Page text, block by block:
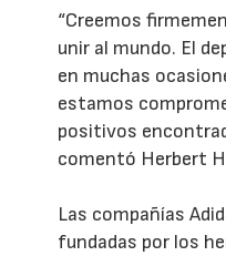
“Creemos
unir al mundo. El
en muchas
estamos
positivos
comentó Herbert
Las compañías
fundadas por los